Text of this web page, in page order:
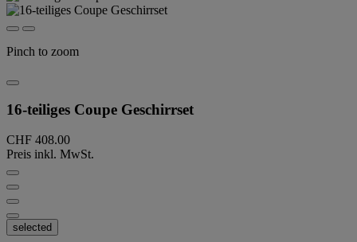
Pinch to zoom
16-teiliges Coupe Geschirrset
CHF 408.00
Preis inkl. MwSt.
selected